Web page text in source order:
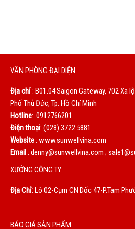
VĂN PHÒNG ĐẠI DIỆN
Địa chỉ: B01.04 Saigon Gateway, 702 Xa
Phố Thủ Đức, Tp. Hồ Chí Minh
Hotline: 0912766201
Điện thoại: (028) 3722.5881
Website: www.sunwellvina.com
Email: denny@sunwellvina.com ;
XƯỞNG CÔNG TY
Địa Chỉ:Lô 02-Cụm CN Dốc 47-P.Tam
BÁO GIÁ SẢN PHẨM